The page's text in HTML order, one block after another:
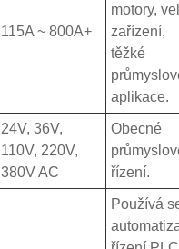
115A ~ 800A+
motory,
zařízení,
těžké
aplikace.
24V, 36V,
110V, 220V,
380V AC
Obecné
řízení.
Používá